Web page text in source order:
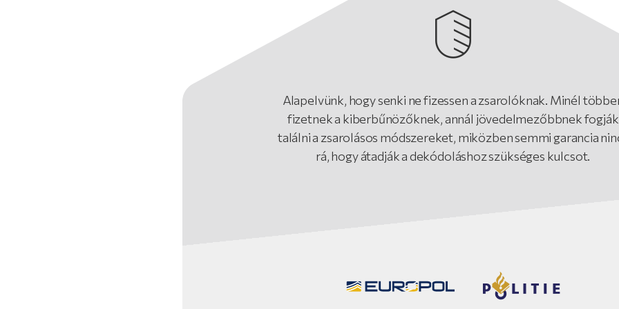
Alapelvünk, hogy senki ne fizessen a zsarolóknak. Minél
fizetnek a kiberbűnözőknek, annál jövedelmezőbbnek fogják
találni a zsarolásos módszereket, miközben semmi garancia
rá, hogy átadják a dekódoláshoz szükséges kulcsot.